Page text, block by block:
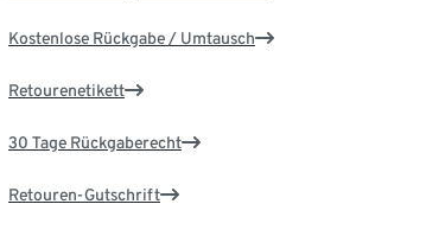
Kostenlose Rückgabe / Umtausch
Retourenetikett
30 Tage Rückgaberecht
Retouren-Gutschrift